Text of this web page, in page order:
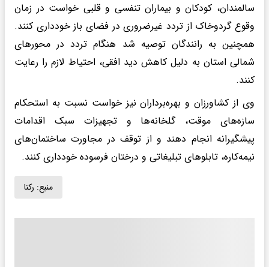
سالمندان، کودکان و بیماران تنفسی و قلبی خواست در زمان
وقوع گردوخاک از تردد غیرضروری در فضای باز خودداری کنند.
همچنین به رانندگان توصیه شد هنگام تردد در محورهای
شمالی استان به دلیل کاهش دید افقی، احتیاط لازم را رعایت
کنند.
وی از کشاورزان و بهره‌برداران نیز خواست نسبت به استحکام
سازه‌های موقت، گلخانه‌ها و تجهیزات سبک اقدامات
پیشگیرانه انجام دهند و از توقف در مجاورت ساختمان‌های
نیمه‌کاره، تابلوهای تبلیغاتی و درختان فرسوده خودداری کنند.
منبع: رکنا